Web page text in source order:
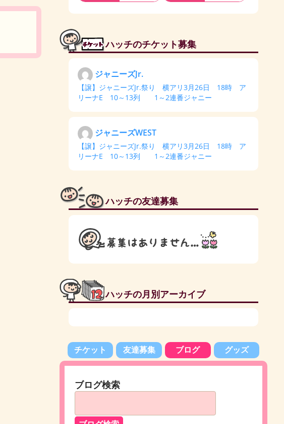
ハッチのチケット募集
ジャニーズJr.
【譲】ジャニーズJr.祭り 横アリ3月26日 18時 ア
リーナE 10～13列 1～2連番ジャニー
ジャニーズWEST
【譲】ジャニーズJr.祭り 横アリ3月26日 18時 ア
リーナE 10～13列 1～2連番ジャニー
ハッチの友達募集
ハッチの月別アーカイブ
チケット 友達募集 ブログ グッズ
ブログ検索